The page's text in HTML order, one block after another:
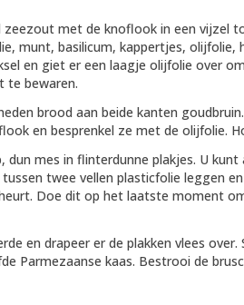
zeezout met de knoflook in een vijzel
munt, basilicum, kappertjes, olijfolie,
en giet er een laagje olijfolie over
te bewaren.
brood aan beide kanten
en besprenkel ze met de olijfolie.
dun mes in flinterdunne plakjes. U
twee vellen plasticfolie leggen
Doe dit op het laatste moment
en drapeer er de plakken vlees over.
Parmezaanse kaas. Bestrooi de